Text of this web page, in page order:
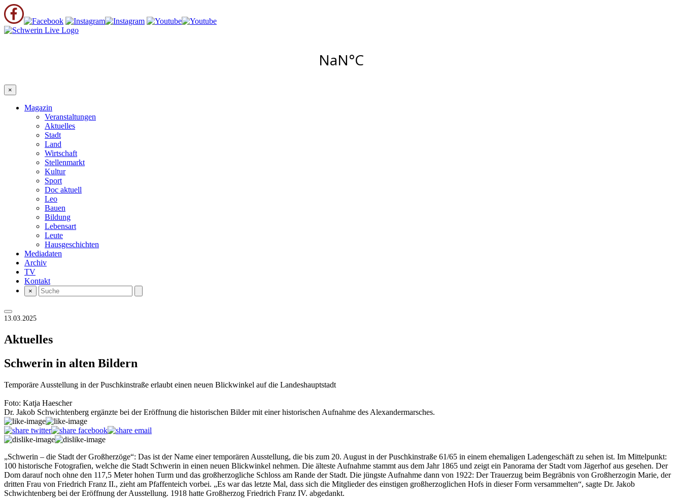
×
Magazin
Veranstaltungen
Aktuelles
Stadt
Land
Wirtschaft
Stellenmarkt
Kultur
Sport
Doc aktuell
Leo
Bauen
Bildung
Lebensart
Leute
Hausgeschichten
Mediadaten
Archiv
TV
Kontakt
×
13.03.2025
Aktuelles
Schwerin in alten Bildern
Temporäre Ausstellung in der Puschkinstraße erlaubt einen neuen Blickwinkel auf die Landeshauptstadt
Foto: Katja Haescher
Dr. Jakob Schwichtenberg ergänzte bei der Eröffnung die historischen Bilder mit einer historischen Aufnahme des Alexandermarsches.
„Schwerin – die Stadt der Großherzöge“: Das ist der Name einer temporären Ausstellung, die bis zum 20. August in der Puschkinstraße 61/65 in einem ehemaligen Ladengeschäft zu sehen ist. Im Mittelpunkt:
100 historische Fotografien, welche die Stadt Schwerin in einen neuen Blickwinkel nehmen. Die älteste Aufnahme stammt aus dem Jahr 1865 und zeigt ein Panorama der Stadt vom Jägerhof aus gesehen. Der
Dom darauf noch ohne den 117,5 Meter hohen Turm und das großherzogliche Schloss am Rande der Stadt. Die jüngste Aufnahme dann von 1922: Der Trauerzug beim Begräbnis von Großherzogin Marie, der
dritten Frau von Friedrich Franz II., zieht am Pfaffenteich vorbei. „Es war das letzte Mal, dass sich die Mitglieder des einstigen großherzoglichen Hofs in dieser Form versammelten“, sagte Dr. Jakob
Schwichtenberg bei der Eröffnung der Ausstellung. 1918 hatte Großherzog Friedrich Franz IV. abgedankt.